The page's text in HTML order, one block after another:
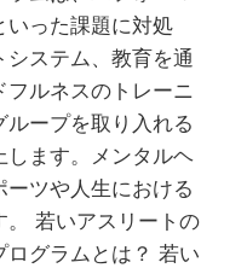
いった課題に対処
システム、教育を通
フルネスのトレーニ
ープを取り入れる
します。メンタルヘ
ツや人生における
若いアスリートの
グラムとは？ 若い